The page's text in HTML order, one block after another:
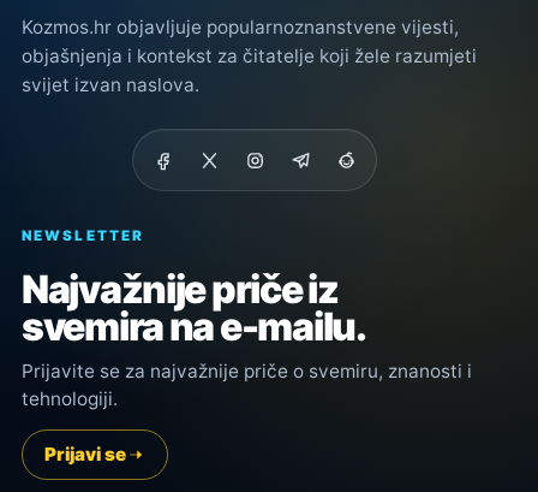
Kozmos.hr objavljuje popularnoznanstvene vijesti,
objašnjenja i kontekst za čitatelje koji žele razumjeti
svijet izvan naslova.
NEWSLETTER
Najvažnije priče iz
svemira na e-mailu.
Prijavite se za najvažnije priče o svemiru, znanosti i
tehnologiji.
Prijavi se